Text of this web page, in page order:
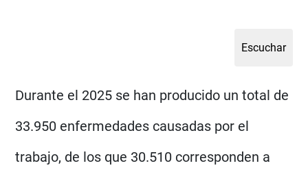
Durante el 2025 se han producido un total de
33.950 enfermedades causadas por el
trabajo, de los que 30.510 corresponden a